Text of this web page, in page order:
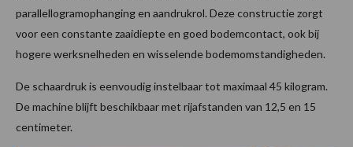
parallellogramophanging en aandrukrol. Deze constructie zorgt
voor een constante zaaidiepte en goed bodemcontact, ook bij
hogere werksnelheden en wisselende bodemomstandigheden.
De schaardruk is eenvoudig instelbaar tot maximaal 45 kilogram.
De machine blijft beschikbaar met rijafstanden van 12,5 en 15
centimeter.